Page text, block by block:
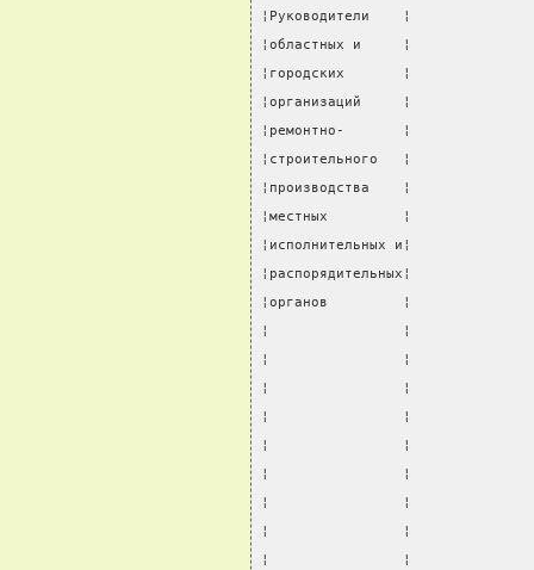
¦Руководители    ¦
¦областных и     ¦
¦городских       ¦
¦организаций     ¦
¦ремонтно-       ¦
¦строительного   ¦
¦производства    ¦
¦местных         ¦
¦исполнительных и¦
¦распорядительных¦
¦органов         ¦
¦                ¦
¦                ¦
¦                ¦
¦                ¦               ¦
¦                ¦
¦                ¦
¦                ¦
¦                ¦               ¦
¦                ¦